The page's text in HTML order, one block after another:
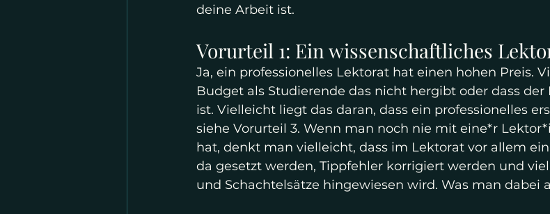
deine Arbeit ist.
Vorurteil 1: Ein wissenschaftliches
Ja, ein professionelles Lektorat hat einen hohen Preis.
Budget als Studierende das nicht hergibt oder dass
ist. Vielleicht liegt das daran, dass ein professionelles
siehe Vorurteil 3. Wenn man noch nie mit eine*r
hat, denkt man vielleicht, dass im Lektorat vor allem
da gesetzt werden, Tippfehler korrigiert werden und
und Schachtelsätze hingewiesen wird. Was man dabei